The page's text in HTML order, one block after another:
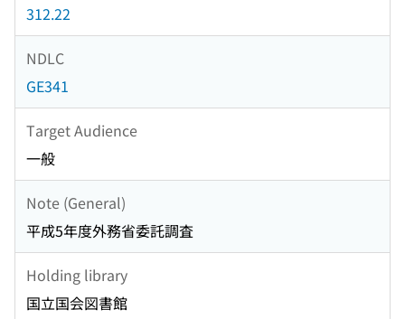
312.22
NDLC
GE341
Target Audience
一般
Note (General)
平成5年度外務省委託調査
Holding library
国立国会図書館